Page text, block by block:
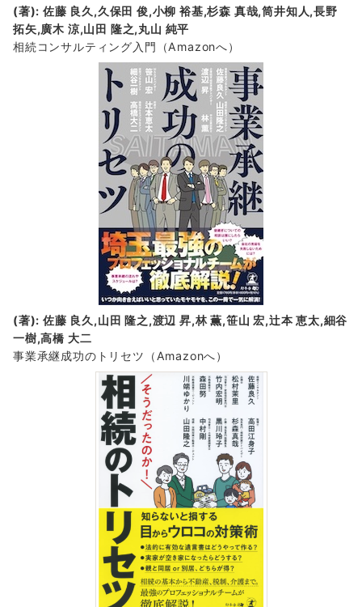
(著): 佐藤 良久,久保田 俊,小柳 裕基,杉森 真哉,筒井知人,長野
拓矢,廣木 涼,山田 隆之,丸山 純平
相続コンサルティング入門 （Amazonへ）
(著): 佐藤 良久,山田 隆之,渡辺 昇,林 薫,笹山 宏,辻本 恵太,細谷
一樹,高橋 大二
事業承継成功のトリセツ
（Amazonへ）